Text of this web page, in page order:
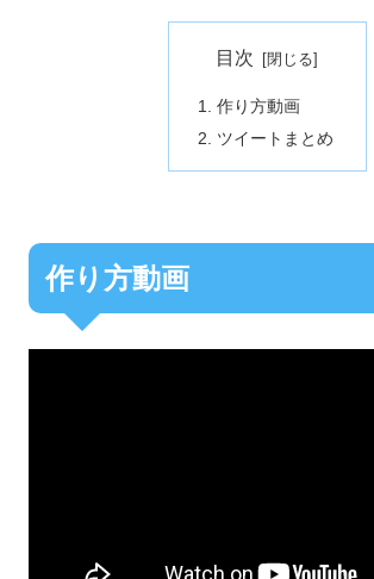
目次
作り方動画
ツイートまとめ
作り方動画